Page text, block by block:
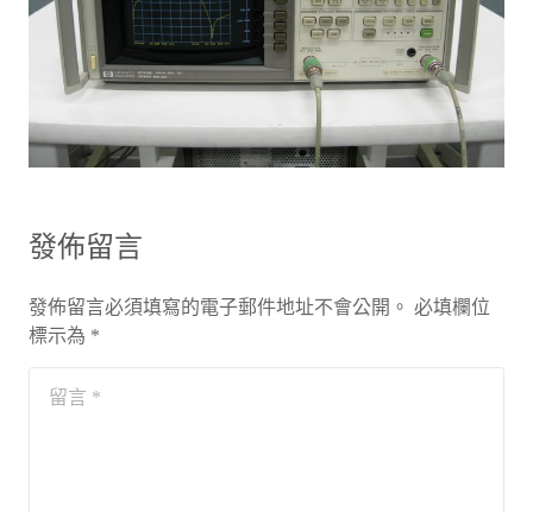
發佈留言
發佈留言必須填寫的電子郵件地址不會公開。 必填欄位
標示為 *